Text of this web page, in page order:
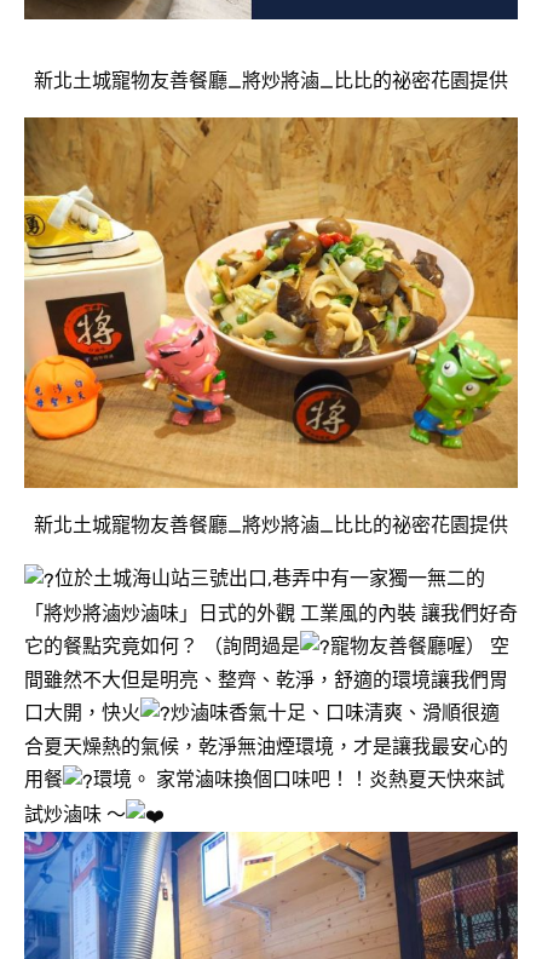
新北土城寵物友善餐廳_將炒將滷_比比的祕密花園提供
新北土城寵物友善餐廳_將炒將滷_比比的祕密花園提供
位於土城海山站三號出口,巷弄中有一家獨一無二的
「將炒將滷炒滷味」日式的外觀 工業風的內裝 讓我們好奇
它的餐點究竟如何？ （詢問過是
寵物友善餐廳喔） 空
間雖然不大但是明亮、整齊、乾淨，舒適的環境讓我們胃
口大開，快火
炒滷味香氣十足、口味清爽、滑順很適
合夏天燥熱的氣候，乾淨無油煙環境，才是讓我最安心的
用餐
環境。 家常滷味換個口味吧！！炎熱夏天快來試
試炒滷味 ～